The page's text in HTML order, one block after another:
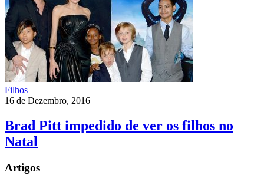
Filhos
16 de Dezembro, 2016
Brad Pitt impedido de ver os filhos no
Natal
Artigos